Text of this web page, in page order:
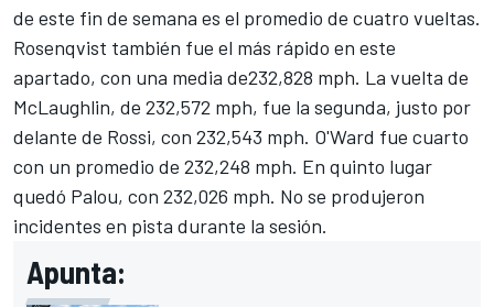
de este fin de semana es el promedio de cuatro vueltas.
Rosenqvist también fue el más rápido en este
apartado, con una media de232,828 mph. La vuelta de
McLaughlin, de 232,572 mph, fue la segunda, justo por
delante de Rossi, con 232,543 mph. O'Ward fue cuarto
con un promedio de 232,248 mph. En quinto lugar
quedó Palou, con 232,026 mph. No se produjeron
incidentes en pista durante la sesión.
Apunta: